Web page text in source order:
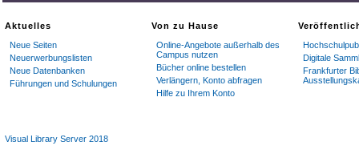
Aktuelles
Neue Seiten
Neuerwerbungslisten
Neue Datenbanken
Führungen und Schulungen
Von zu Hause
Online-Angebote außerhalb des
Campus nutzen
Bücher online bestellen
Verlängern, Konto abfragen
Hilfe zu Ihrem Konto
Digitale
Frankfurter
Visual Library Server 2018